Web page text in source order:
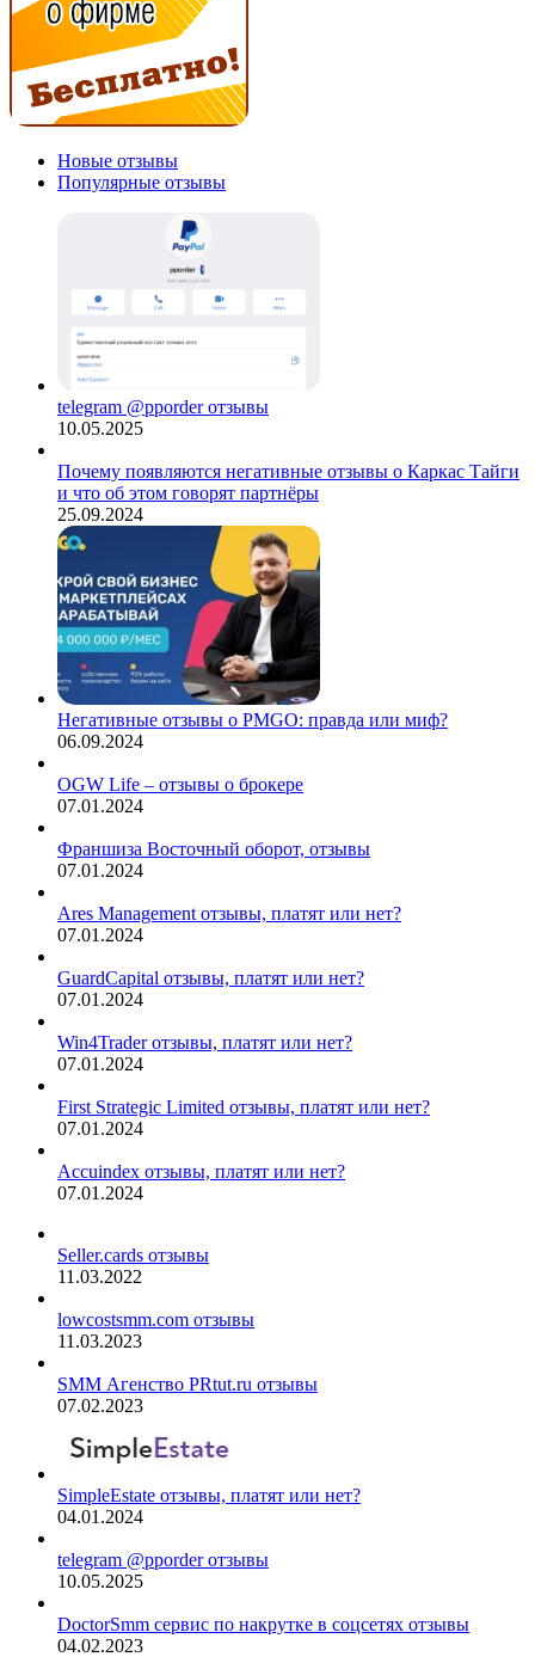
Новые отзывы
Популярные отзывы
telegram @pporder отзывы
10.05.2025
Почему появляются негативные отзывы о Каркас Тайги
и что об этом говорят партнёры
25.09.2024
Негативные отзывы о PMGO: правда или миф?
06.09.2024
OGW Life – отзывы о брокере
07.01.2024
Франшиза Восточный оборот, отзывы
07.01.2024
Ares Management отзывы, платят или нет?
07.01.2024
GuardCapital отзывы, платят или нет?
07.01.2024
Win4Trader отзывы, платят или нет?
07.01.2024
First Strategic Limited отзывы, платят или нет?
07.01.2024
Accuindex отзывы, платят или нет?
07.01.2024
Seller.cards отзывы
11.03.2022
lowcostsmm.com отзывы
11.03.2023
SMM Агенство PRtut.ru отзывы
07.02.2023
SimpleEstate отзывы, платят или нет?
04.01.2024
telegram @pporder отзывы
10.05.2025
DoctorSmm сервис по накрутке в соцсетях отзывы
04.02.2023